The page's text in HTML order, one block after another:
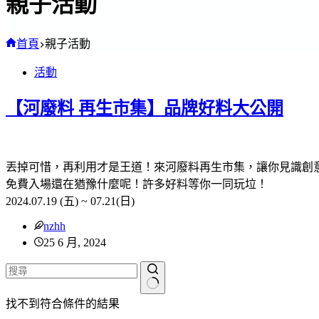
首頁 親子活動
活動
【河廢料 再生市集】品牌好料大公開
丟掉可惜，再利用才是王道！來河廢料再生市集，讓你見識創
免費入場還在猶豫什麼呢！許多好料等你一同玩垃！
2024.07.19 (五) ~ 07.21(日)
nzhh
25 6 月, 2024
找不到符合條件的結果